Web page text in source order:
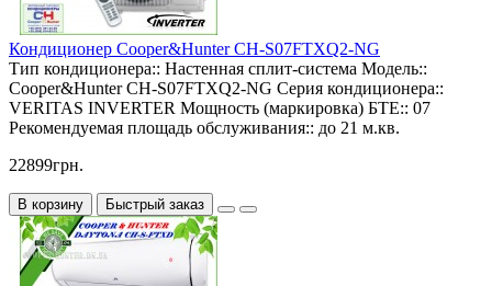
Кондиционер Cooper&Hunter CH-S07FTXQ2-NG
Тип кондиционера:: Настенная сплит-система Модель::
Cooper&Hunter CH-S07FTXQ2-NG Серия кондиционера::
VERITAS INVERTER Мощность (маркировка) БТЕ:: 07
Рекомендуемая площадь обслуживания:: до 21 м.кв.
22899грн.
В корзину Быстрый заказ